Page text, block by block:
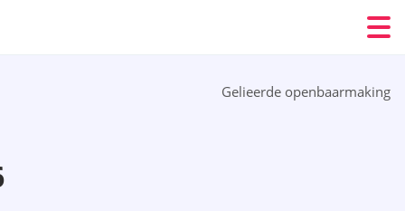
Gelieerde openbaarmaking